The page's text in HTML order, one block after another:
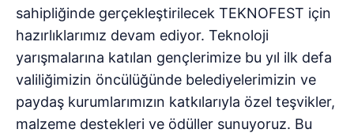
sahipliğinde gerçekleştirilecek TEKNOFEST için
hazırlıklarımız devam ediyor. Teknoloji
yarışmalarına katılan gençlerimize bu yıl ilk defa
valiliğimizin öncülüğünde belediyelerimizin ve
paydaş kurumlarımızın katkılarıyla özel teşvikler,
malzeme destekleri ve ödüller sunuyoruz. Bu